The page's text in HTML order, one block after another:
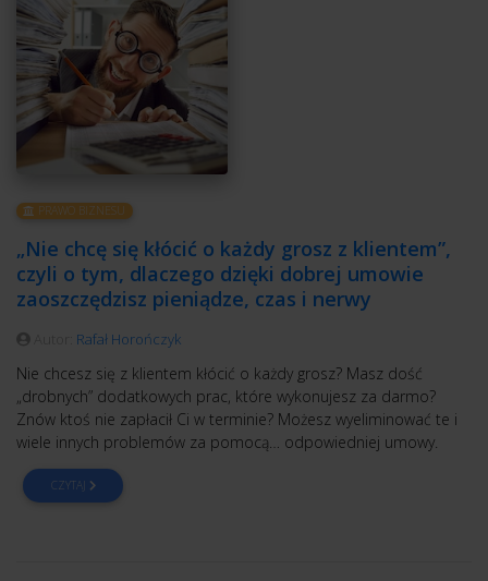
PRAWO BIZNESU
„Nie chcę się kłócić o każdy grosz z klientem”,
czyli o tym, dlaczego dzięki dobrej umowie
zaoszczędzisz pieniądze, czas i nerwy
Rafał Horończyk
Nie chcesz się z klientem kłócić o każdy grosz? Masz dość
„drobnych” dodatkowych prac, które wykonujesz za darmo?
Znów ktoś nie zapłacił Ci w terminie? Możesz wyeliminować te i
wiele innych problemów za pomocą… odpowiedniej umowy.
CZYTAJ